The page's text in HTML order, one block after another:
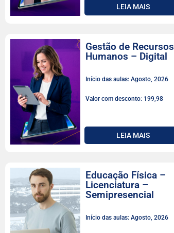
LEIA MAIS
Gestão de Recursos
Humanos – Digital
Início das aulas: Agosto, 2026
Valor com desconto: 199,98
LEIA MAIS
Educação Física –
Licenciatura –
Semipresencial
Início das aulas: Agosto, 2026